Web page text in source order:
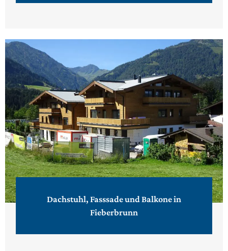
Dachstuhl, Fasssade und Balkone in
Fieberbrunn